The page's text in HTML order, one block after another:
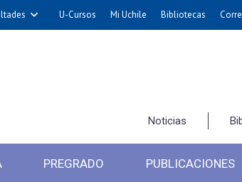
U-Cursos Mi Uchile Bibliotecas
Noticias
PREGRADO PUBLICACIONES